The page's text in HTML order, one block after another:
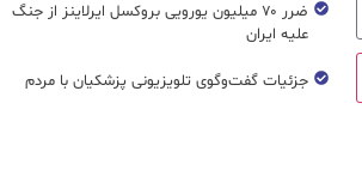
ضرر ۷۰ میلیون یورویی بروکسل ایرلاینز از جنگ
علیه ایران
جزئیات گفت‌وگوی تلویزیونی پزشکیان با مردم